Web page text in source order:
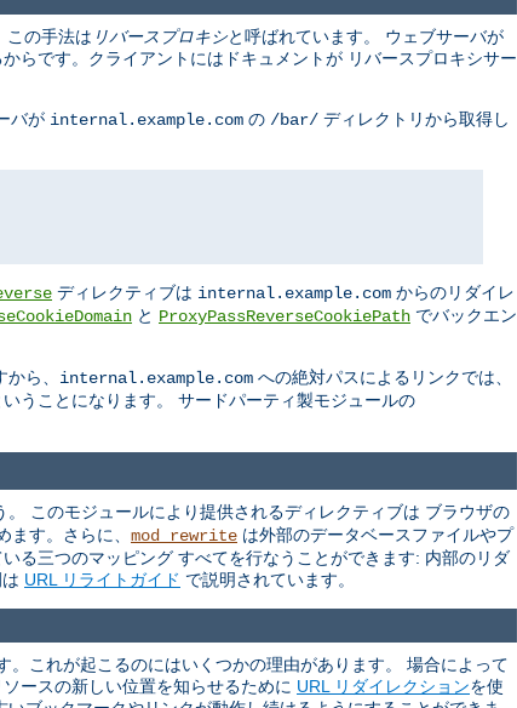
この手法は リバースプロキシと呼ばれています。 ウェブサーバが
らです。クライアントにはドキュメントが リバースプロキシサー
バが internal.example.com の /bar/ ディレクトリから取得し
ディレクティブは internal.example.com からのリダイレ
と ProxyPassReverseCookiePath でバックエン
ら、 internal.example.com への絶対パスによるリンクでは、
うことになります。 サードパーティ製モジュールの
このモジュールにより提供されるディレクティブは ブラウザの
す。さらに、 mod_rewrite は外部のデータベースファイルやプ
る三つのマッピング すべてを行なうことができます: 内部のリダ
URL リライトガイド で説明されています。
これが起こるのにはいくつかの理由があります。 場合によって
ースの新しい位置を知らせるために URL リダイレクションを使